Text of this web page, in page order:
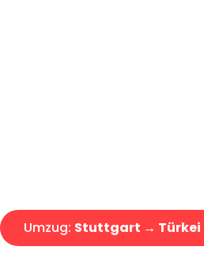
Umzug: Stuttgart → Türkei